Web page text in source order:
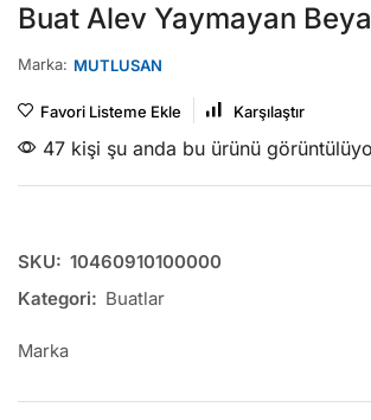
Buat Alev Yaymayan
Marka: MUTLUSAN
Favori Listeme Ekle Karşılaştır
47 kişi şu anda bu ürünü
SKU: 10460910100000
Kategori: Buatlar
Marka